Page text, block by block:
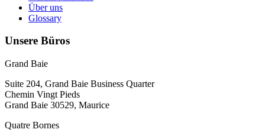
Über uns
Glossary
Unsere Büros
Grand Baie
Suite 204, Grand Baie Business Quarter
Chemin Vingt Pieds
Grand Baie 30529, Maurice
Quatre Bornes